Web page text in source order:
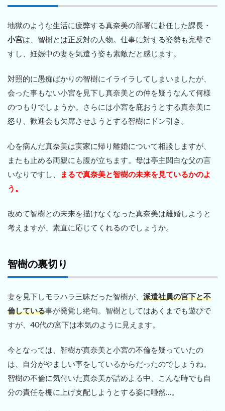
地獄のような生活に疲弊する真奈美の部署に赴任した課長・
小宮は、智樹とは正反対の人物。仕事に対する姿勢も完璧で
すし、妊娠中の妻を気遣う姿も素敵だと感じます。
対照的に愚痴ばかりの智樹にイライラしてしまいましたが、
会った事もない小宮を見下し真奈美との仲を疑うなんて何様
のつもりでしょうか。さらには小宮を庇おうとする真奈美に
怒り、歓迎会も欠席させようとする智樹にドン引き。
心を病んだ真奈美は実家に帰り離婚について相談しますが、
またも止める両親にも腹が立ちます。母は亭主関白な父の言
いなりですし、
まるで真奈美と智樹の未来を見ているかのよ
う。
改めて智樹との未来を描けなくなった真奈美は離婚しようと
考えますが、素直に応じてくれるのでしょうか。
智樹の裏切り
妻を見下しモラハラ三昧だった智樹が、 派遣社員の宮下と不
倫している事が発覚し絶句。智樹としてはあくまでも遊びで
すが、40代の宮下は本気のように見えます。
今となっては、智樹が真奈美と小宮の不倫を疑っていたの
は、自分がやましい事をしているからだったのでしょうね。
智樹の不倫に気付いた真奈美が詰めよる中、こんな時でも自
分の責任を棚に上げ支配しようとする姿に唖然…。